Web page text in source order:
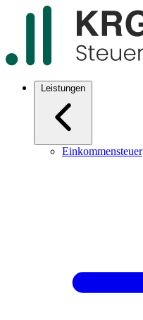
Leistungen
Einkommensteuer